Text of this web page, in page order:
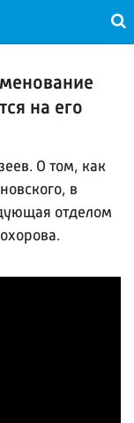
на его
О том, как
в
отделом